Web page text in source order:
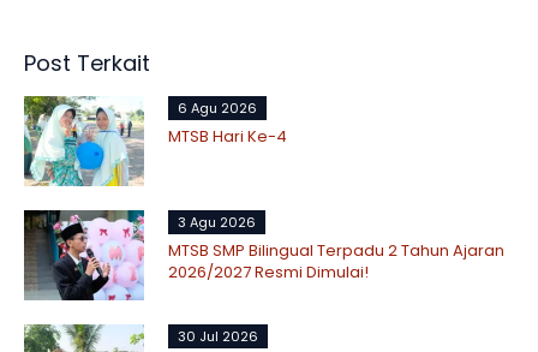
Post Terkait
6 Agu 2026
MTSB Hari Ke-4
3 Agu 2026
MTSB SMP Bilingual Terpadu 2 Tahun Ajaran
2026/2027 Resmi Dimulai!
30 Jul 2026